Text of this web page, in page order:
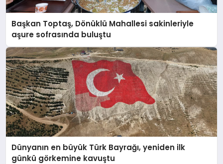
Başkan Toptaş, Dönüklü Mahallesi sakinleriyle
aşure sofrasında buluştu
Dünyanın en büyük Türk Bayrağı, yeniden ilk
günkü görkemine kavuştu